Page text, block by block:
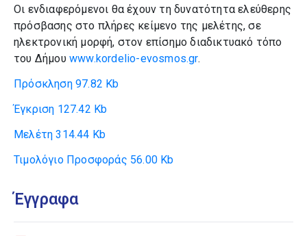
Οι ενδιαφερόμενοι θα έχουν τη δυνατότητα ελεύθερης
πρόσβασης στο πλήρες κείμενο της μελέτης, σε
ηλεκτρονική μορφή, στον επίσημο διαδικτυακό τόπο
του Δήμου www.kordelio-evosmos.gr.
Πρόσκληση97.82 Kb
Έγκριση 127.42 Kb
Μελέτη 314.44 Kb
Τιμολόγιο Προσφοράς 56.00 Kb
Έγγραφα